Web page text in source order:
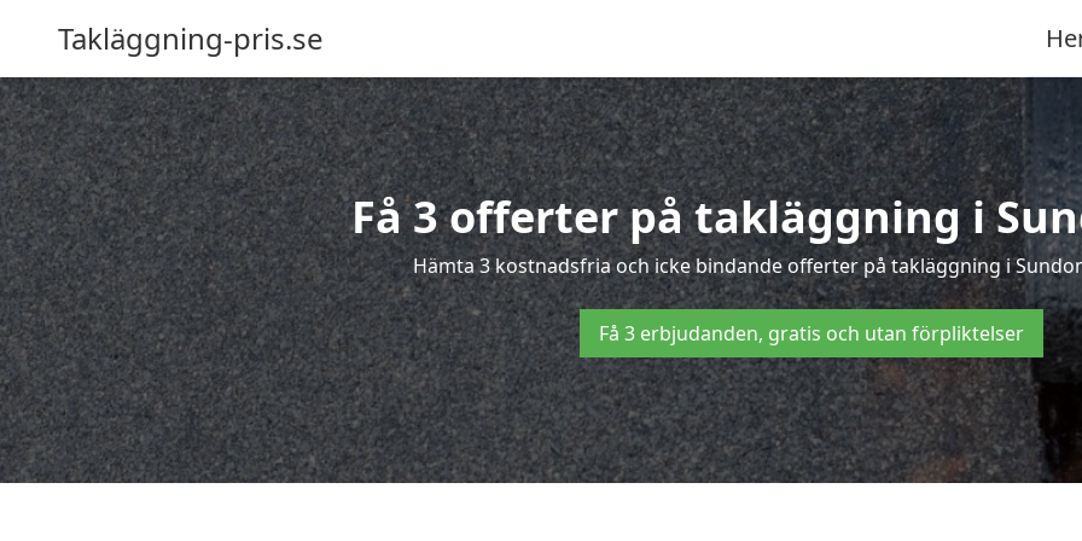
Takläggning-pris.se
Få 3 offerter på takläggning i
Hämta 3 kostnadsfria och icke bindande offerter på takläggning i
Få 3 erbjudanden, gratis och utan förpliktelser